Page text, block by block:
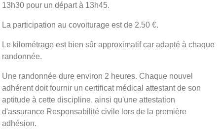
13h30 pour un départ à 13h45.
La participation au covoiturage est de 2.50 €.
Le kilométrage est bien sûr approximatif car adapté à chaque
randonnée.
Une randonnée dure environ 2 heures. Chaque nouvel
adhérent doit fournir un certificat médical attestant de son
aptitude à cette discipline, ainsi qu'une attestation
d'assurance Responsabilité civile lors de la première
adhésion.